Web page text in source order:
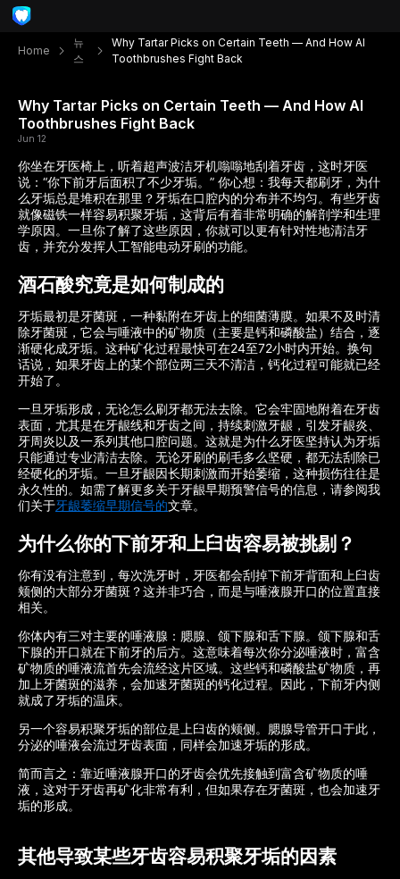
Home
뉴
스
Why Tartar Picks on Certain Teeth — And How AI
Toothbrushes Fight Back
Why Tartar Picks on Certain Teeth — And How AI
Toothbrushes Fight Back
Jun 12
你坐在牙医椅上，听着超声波洁牙机嗡嗡地刮着牙齿，这时牙医
说：“你下前牙后面积了不少牙垢。” 你心想：我每天都刷牙，为什
么牙垢总是堆积在那里？牙垢在口腔内的分布并不均匀。有些牙齿
就像磁铁一样容易积聚牙垢，这背后有着非常明确的解剖学和生理
学原因。一旦你了解了这些原因，你就可以更有针对性地清洁牙
齿，并充分发挥人工智能电动牙刷的功能。
酒石酸究竟是如何制成的
牙垢最初是牙菌斑，一种黏附在牙齿上的细菌薄膜。如果不及时清
除牙菌斑，它会与唾液中的矿物质（主要是钙和磷酸盐）结合，逐
渐硬化成牙垢。这种矿化过程最快可在24至72小时内开始。换句
话说，如果牙齿上的某个部位两三天不清洁，钙化过程可能就已经
开始了。
一旦牙垢形成，无论怎么刷牙都无法去除。它会牢固地附着在牙齿
表面，尤其是在牙龈线和牙齿之间，持续刺激牙龈，引发牙龈炎、
牙周炎以及一系列其他口腔问题。这就是为什么牙医坚持认为牙垢
只能通过专业清洁去除。无论牙刷的刷毛多么坚硬，都无法刮除已
经硬化的牙垢。一旦牙龈因长期刺激而开始萎缩，这种损伤往往是
永久性的。如需了解更多关于牙龈早期预警信号的信息，请参阅我
们关于牙龈萎缩早期信号的文章。
为什么你的下前牙和上臼齿容易被挑剔？
你有没有注意到，每次洗牙时，牙医都会刮掉下前牙背面和上臼齿
颊侧的大部分牙菌斑？这并非巧合，而是与唾液腺开口的位置直接
相关。
你体内有三对主要的唾液腺：腮腺、颌下腺和舌下腺。颌下腺和舌
下腺的开口就在下前牙的后方。这意味着每次你分泌唾液时，富含
矿物质的唾液流首先会流经这片区域。这些钙和磷酸盐矿物质，再
加上牙菌斑的滋养，会加速牙菌斑的钙化过程。因此，下前牙内侧
就成了牙垢的温床。
另一个容易积聚牙垢的部位是上臼齿的颊侧。腮腺导管开口于此，
分泌的唾液会流过牙齿表面，同样会加速牙垢的形成。
简而言之：靠近唾液腺开口的牙齿会优先接触到富含矿物质的唾
液，这对于牙齿再矿化非常有利，但如果存在牙菌斑，也会加速牙
垢的形成。
其他导致某些牙齿容易积聚牙垢的因素